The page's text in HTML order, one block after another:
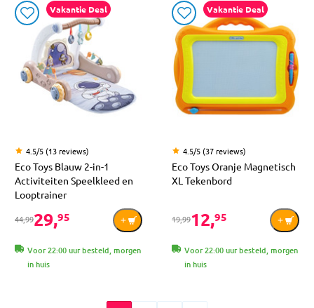
Vakantie Deal
4.5/5 (13 reviews)
Eco Toys Blauw 2-in-1
Activiteiten Speelkleed en
Looptrainer
44,9929,95
Voor 22:00 uur besteld, morgen
in huis
Vakantie Deal
4.5/5 (37 reviews)
Eco Toys Oranje Magnetisch
XL Tekenbord
19,9912,95
Voor 22:00 uur besteld, morgen
in huis